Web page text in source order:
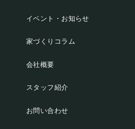
イベント・お知らせ
家づくりコラム
会社概要
スタッフ紹介
お問い合わせ